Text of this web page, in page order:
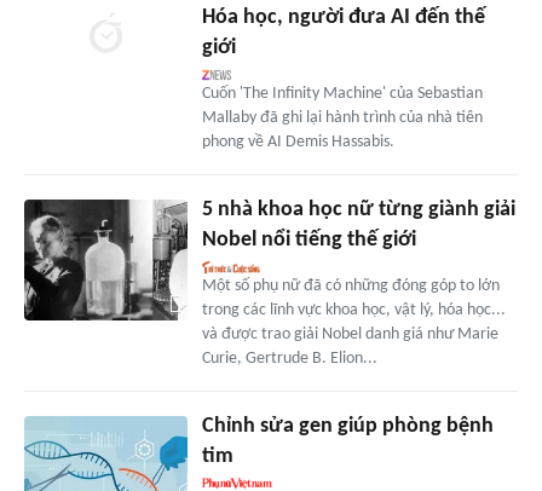
Hóa học, người đưa AI đến thế
giới
Cuốn 'The Infinity Machine' của Sebastian
Mallaby đã ghi lại hành trình của nhà tiên
phong về AI Demis Hassabis.
5 nhà khoa học nữ từng giành giải
Nobel nổi tiếng thế giới
Một số phụ nữ đã có những đóng góp to lớn
trong các lĩnh vực khoa học, vật lý, hóa học...
và được trao giải Nobel danh giá như Marie
Curie, Gertrude B. Elion...
Chỉnh sửa gen giúp phòng bệnh
tim